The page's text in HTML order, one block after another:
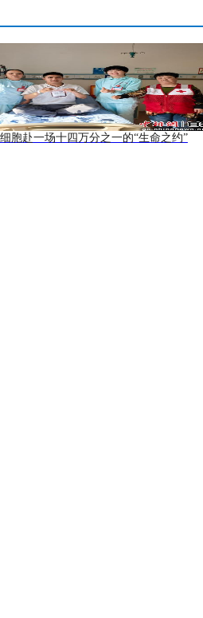
胞赴一场十四万分之一的“生命之约”